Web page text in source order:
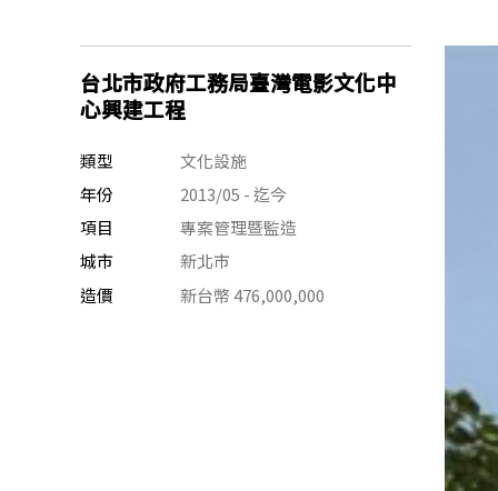
台北市政府工務局臺灣電影文化中
心興建工程
類型
文化設施
年份
2013/05 - 迄今
項目
專案管理暨監造
城市
新北市
造價
新台幣 476,000,000